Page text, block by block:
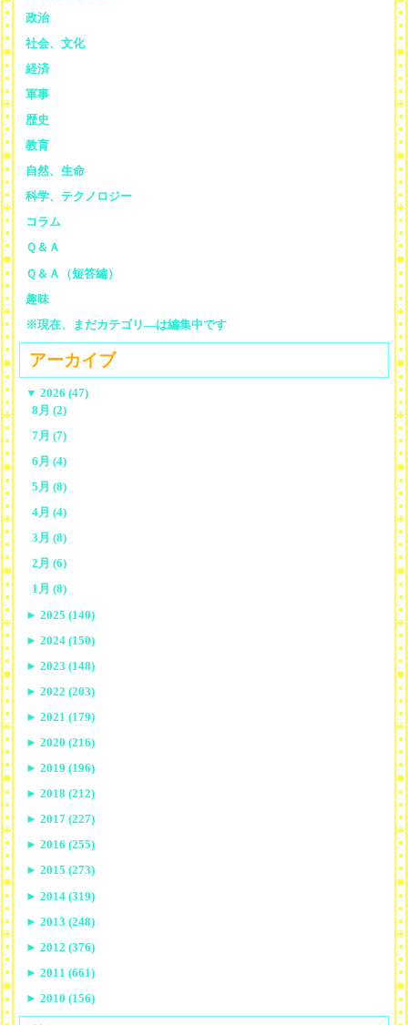
政治
社会、文化
経済
軍事
歴史
教育
自然、生命
科学、テクノロジー
コラム
Ｑ＆Ａ
Ｑ＆Ａ（短答編）
趣味
※現在、まだカテゴリ—は編集中です
アーカイブ
▼ 2026 (47)
8月 (2)
7月 (7)
6月 (4)
5月 (8)
4月 (4)
3月 (8)
2月 (6)
1月 (8)
► 2025 (140)
► 2024 (150)
► 2023 (148)
► 2022 (203)
► 2021 (179)
► 2020 (216)
► 2019 (196)
► 2018 (212)
► 2017 (227)
► 2016 (255)
► 2015 (273)
► 2014 (319)
► 2013 (248)
► 2012 (376)
► 2011 (661)
► 2010 (156)